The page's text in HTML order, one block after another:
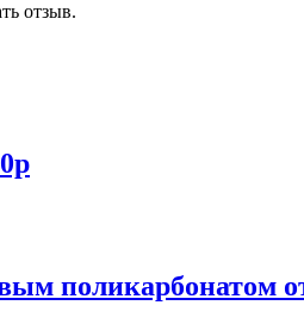
отзыв.
поликарбонатом